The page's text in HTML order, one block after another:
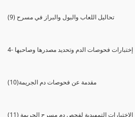
(9) تحاليل اللعاب والبول والبراز في مسرح
4- إختبارات فحوصات الدم وتحديد مصدرها وصاحبها
(10)مقدمة عن فحوصات دم الجريمة
(11) الإختبارات التمهيدية لفحص دم مسرح الجريمة